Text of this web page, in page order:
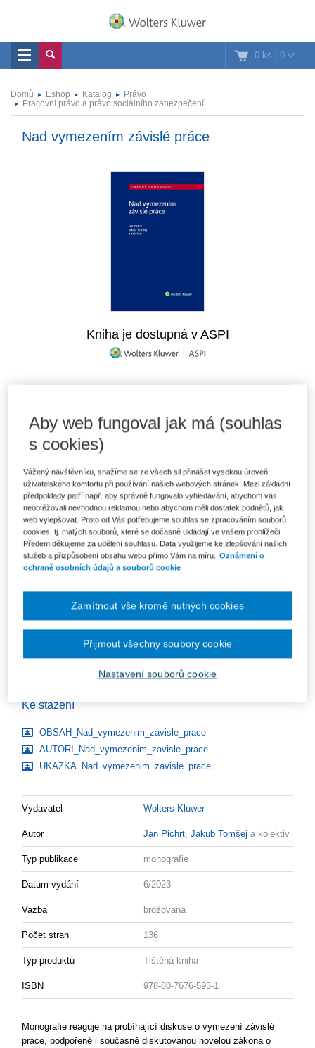
0 ks | 0
Domů Eshop Katalog
Právo
Pracovní právo a právo sociálního zabezpečení
Nad vymezením závislé práce
Kniha je dostupná v ASPI
DMOC 339 Kč
E-kniha Smarteca + soubory ke stažení
V prodeji - ihned k dispozici
Co je Smarteca?
Kde najdu soubory e-knih?
412 Kč
Ušetříte 216 Kč
Balíček - Tištěná kniha + E-kniha
Smarteca + soubory ke stažení
Skladem - expedice do 2 pracovních dnů
Upozorňujeme, že v období od 1.8. do 21.8. z technických
Ke stažení
OBSAH_Nad_vymezenim_zavisle_prace
AUTORI_Nad_vymezenim_zavisle_prace
UKAZKA_Nad_vymezenim_zavisle_prace
Vydavatel Wolters Kluwer
Autor Jan Pichrt ,Jakub Tomšej a kolektiv
Typ publikace monografie
Datum vydání 6/2023
Vazba brožovaná
Počet stran 136
Typ produktu Tištěná kniha
ISBN 978-80-7676-593-1
Monografie reaguje na probíhající diskuse o vymezení závislé
práce, podpořené i současně diskutovanou novelou zákona o
Aby web fungoval jak má (souhlas
s cookies)
Vážený návštěvníku, snažíme se ze všech sil přinášet vysokou úroveň
uživatelského komfortu při používání našich webových stránek. Mezi základní
předpoklady patří např. aby správně fungovalo vyhledávání, abychom vás
neobtěžovali nevhodnou reklamou nebo abychom měli dostatek podnětů, jak
web vylepšovat. Proto od Vás potřebujeme souhlas se zpracováním souborů
cookies, tj. malých souborů, které se dočasně ukládají ve vašem prohlížeči.
Předem děkujeme za udělení souhlasu. Data využijeme ke zlepšování našich
služeb a přizpůsobení obsahu webu přímo Vám na míru.
Oznámení o
ochraně osobních údajů a souborů cookie
Nastavení souborů cookie
Zamítnout vše kromě nutných cookies
Přijmout všechny soubory cookie